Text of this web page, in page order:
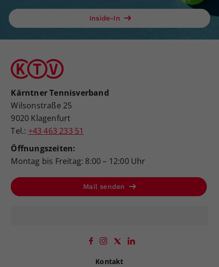
Inside-In
Kärntner Tennisverband
Wilsonstraße 25
9020 Klagenfurt
Tel.: +43 463 233 51
Öffnungszeiten:
Montag bis Freitag: 8:00 – 12:00 Uhr
Mail senden
Kontakt